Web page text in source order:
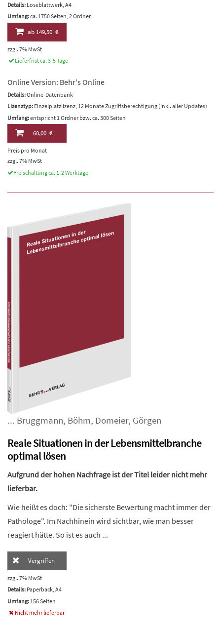
Details: Loseblattwerk, A4
Umfang:ca. 1750 Seiten, 2 Ordner
ab149,50 €
zzgl. 7% MwSt
Lieferfrist ca. 3-5 Tage
Online Version: Behr's Online
Details:Online-Datenbank
Lizenztyp: Einzelplatzlizenz, 12 Monate Zugriffsberechtigung (inkl. aller Updates)
Umfang:entspricht 1 Ordner bzw. ca. 300 Seiten
60,00 €
Preis pro Monat
zzgl. 7% MwSt
Freischaltung ca. 1-2 Werktage
... Bruggmann, Böhm, Domeier, Görgen
Reale Situationen in der Lebensmittelbranche
optimal lösen
Aufgrund der hohen Nachfrage ist der Titel leider nicht mehr
lieferbar.
Wie heißt es doch: "Die sicherste Bewertung macht immer der
Pathologe". Im Nachhinein wird sichtbar, wie man besser
reagiert hätte. So ist es auch ...
Vergriffen
zzgl. 7% MwSt
Details: Paperback, A4
Umfang: 156 Seiten
Nicht mehr lieferbar